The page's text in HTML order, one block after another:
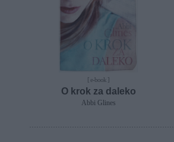
[ e-book ]
O krok za daleko
Abbi Glines